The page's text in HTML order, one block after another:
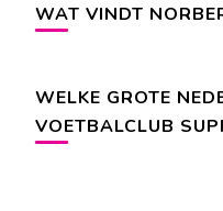
WAT VINDT
WELKE GROTE
VOETBALCLUB